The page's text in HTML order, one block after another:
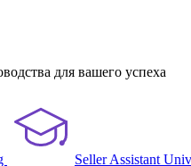
для вашего успеха
Seller Assistant